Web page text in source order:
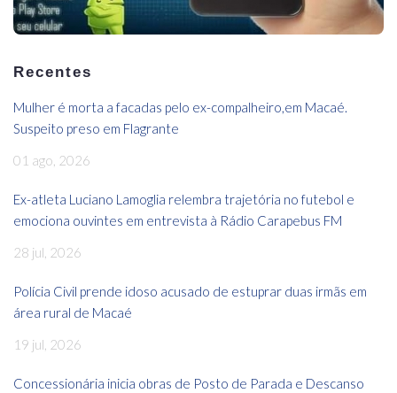
Recentes
Mulher é morta a facadas pelo ex-compalheiro,em Macaé.
Suspeito preso em Flagrante
01 ago, 2026
Ex-atleta Luciano Lamoglia relembra trajetória no futebol e
emociona ouvintes em entrevista à Rádio Carapebus FM
28 jul, 2026
Polícia Civil prende idoso acusado de estuprar duas irmãs em
área rural de Macaé
19 jul, 2026
Concessionária inicia obras de Posto de Parada e Descanso